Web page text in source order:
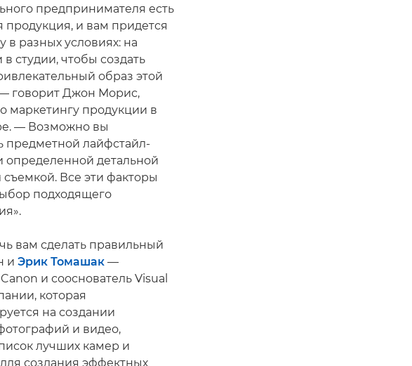
предпринимателя есть
продукция, и вам придется
в разных условиях: на
студии, чтобы создать
образ этой
говорит Джон Морис,
маркетингу продукции в
— Возможно вы
предметной лайфстайл-
определенной детальной
Все эти факторы
подходящего
вам сделать правильный
и Эрик Томашак —
и сооснователь Visual
которая
на создании
и видео,
лучших камер и
создания эффектных